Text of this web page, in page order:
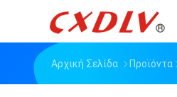
Αρχική Σελίδα Προϊόντα